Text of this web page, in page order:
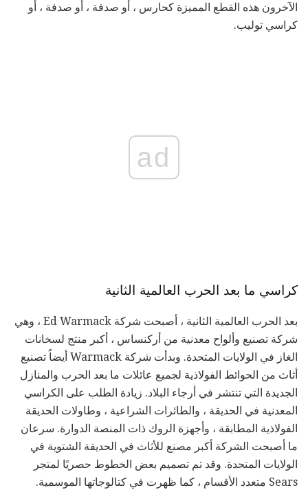
الآخرون هذه القطع المميزة كحارس ، أو صدفة ، أو صدفة ، أو
كراسي توليب.
ad
كراسي ما بعد الحرب العالمية الثانية
بعد الحرب العالمية الثانية ، أصبحت شركة Ed Warmack ، وهي
شركة تصنيع وألواح معدنية من أركنساس ، أكبر منتج لسخانات
الغاز في الولايات المتحدة. وبدأت شركة Warmack أيضاً تصنيع
أثاث من الحوائط الفولاذية لجميع عائلات ما بعد الحرب والمنازل
الجديدة التي تنتشر في أرجاء البلاد. زيادة الطلب على الكراسي
المعدنية في الحديقة ، والطائرات الشراعية ، وطاولات الحديقة
الفولاذية المطابقة ، وأجهزة الروك ذات المنصة الدوارة. سرعان
ما أصبحت الشركة أكبر مصنع للأثاث في الحديقة الشتوية في
الولايات المتحدة. وقد تم تصميم بعض الخطوط حصريًا لمتجر
Sears متعدد الأقسام ، كما ظهرت في كتالوجاتها الموسمية.